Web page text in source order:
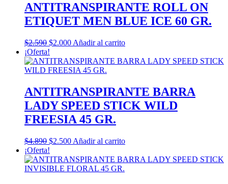
ANTITRANSPIRANTE ROLL ON
ETIQUET MEN BLUE ICE 60 GR.
$2.590 El
precio
original
era:
$2.000El
actual
es:
Añadir al carrito
¡Oferta!
ANTITRANSPIRANTE BARRA
LADY SPEED STICK WILD
FREESIA 45 GR.
$4.890 El
precio
original
era:
$2.500El
actual
es:
Añadir al carrito
¡Oferta!